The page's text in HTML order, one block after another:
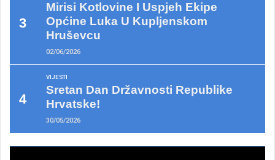
Mirisi Kotlovine I Uspjeh Ekipe
Općine Luka U Kupljenskom
Hruševcu
02/06/2026
VIJESTI
Sretan Dan Državnosti Republike
Hrvatske!
30/05/2026